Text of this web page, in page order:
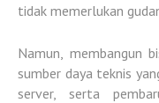
tidak memerlukan
Namun, membangun
sumber daya teknis
server, serta